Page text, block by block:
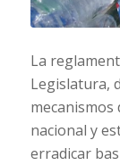
La
Legislatura,
nacional y
erradicar